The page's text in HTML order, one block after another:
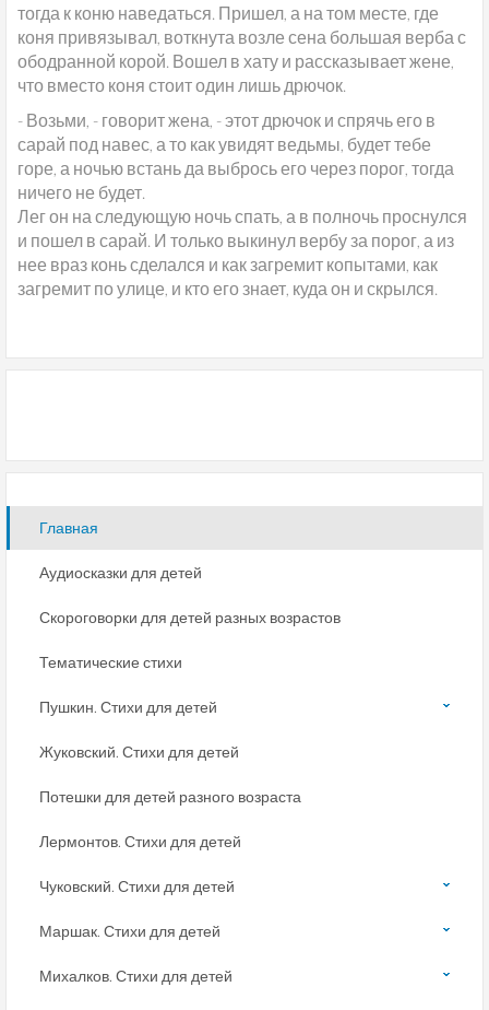
тогда к коню наведаться. Пришел, а на том месте, где
коня привязывал, воткнута возле сена большая верба с
ободранной корой. Вошел в хату и рассказывает жене,
что вместо коня стоит один лишь дрючок.
- Возьми, - говорит жена, - этот дрючок и спрячь его в
сарай под навес, а то как увидят ведьмы, будет тебе
горе, а ночью встань да выбрось его через порог, тогда
ничего не будет.
Лег он на следующую ночь спать, а в полночь проснулся
и пошел в сарай. И только выкинул вербу за порог, а из
нее враз конь сделался и как загремит копытами, как
загремит по улице, и кто его знает, куда он и скрылся.
Главная
Аудиосказки для детей
Скороговорки для детей разных возрастов
Тематические стихи
Пушкин. Стихи для детей
Жуковский. Стихи для детей
Потешки для детей разного возраста
Лермонтов. Стихи для детей
Чуковский. Стихи для детей
Маршак. Стихи для детей
Михалков. Стихи для детей